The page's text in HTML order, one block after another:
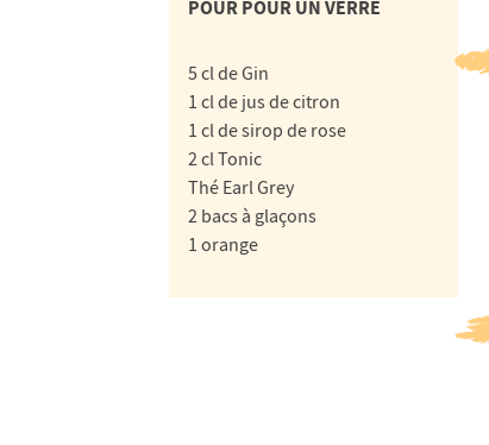
POUR POUR UN VERRE
5 cl de Gin
1 cl de jus de citron
1 cl de sirop de rose
2 cl Tonic
Thé Earl Grey
2 bacs à glaçons
1 orange